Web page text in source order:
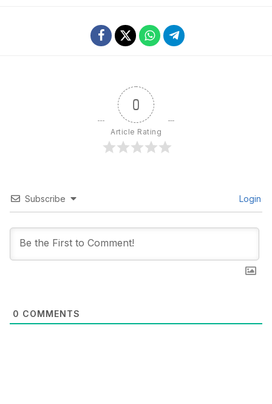
0
Article Rating
Subscribe Login
0 COMMENTS